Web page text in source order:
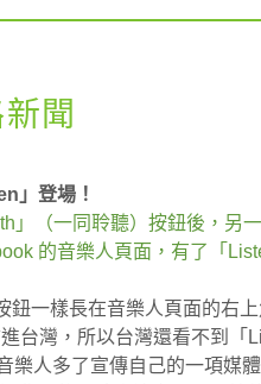
聞
」登場！
」（一同聆聽）按鈕後，另
的音樂人頁面，有了「
一樣長在音樂人頁面的右上
台灣，所以台灣還看不到「
人多了宣傳自己的一項媒